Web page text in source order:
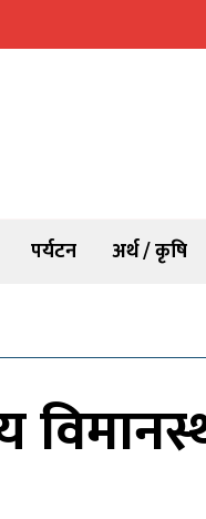
पर्यटन अर्थ / कृषि